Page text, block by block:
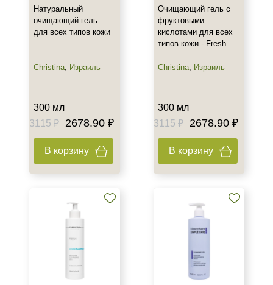
Натуральный
очищающий гель
для всех типов кожи
Christina, Израиль
300 мл
3115 ₽
2678.90 ₽
В корзину
Очищающий гель с
фруктовыми
кислотами для всех
типов кожи - Fresh
Christina, Израиль
300 мл
3115 ₽
2678.90 ₽
В корзину